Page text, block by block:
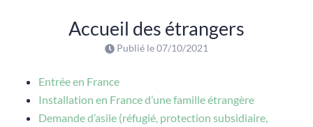
Accueil des étrangers
Publié le07/10/2021
Entrée en France
Installation en France d’une famille étrangère
Demande d’asile (réfugié, protection subsidiaire,